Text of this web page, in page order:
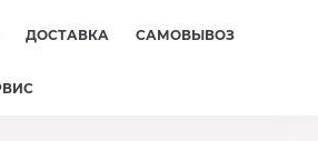
ДОСТАВКА САМОВЫВОЗ